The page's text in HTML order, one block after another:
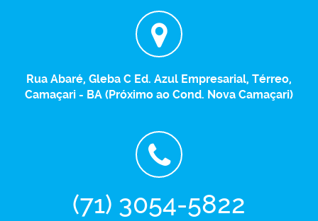
Rua Abaré, Gleba C Ed. Azul Empresarial, Térreo,
Camaçari - BA (Próximo ao Cond. Nova Camaçari)
(71) 3054-5822